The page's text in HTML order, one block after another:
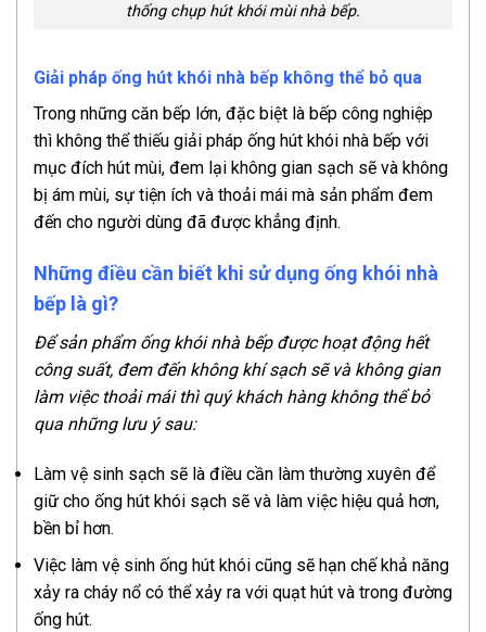
thống chụp hút khói mùi nhà bếp.
Giải pháp ống hút khói nhà bếp không thể bỏ qua
Trong những căn bếp lớn, đặc biệt là bếp công nghiệp
thì không thể thiếu giải pháp ống hút khói nhà bếp với
mục đích hút mùi, đem lại không gian sạch sẽ và không
bị ám mùi, sự tiện ích và thoải mái mà sản phẩm đem
đến cho người dùng đã được khẳng định.
Những điều cần biết khi sử dụng ống khói nhà
bếp là gì?
Để sản phẩm ống khói nhà bếp được hoạt động hết
công suất, đem đến không khí sạch sẽ và không gian
làm việc thoải mái thì quý khách hàng không thể bỏ
qua những lưu ý sau:
Làm vệ sinh sạch sẽ là điều cần làm thường xuyên để
giữ cho ống hút khói sạch sẽ và làm việc hiệu quả hơn,
bền bỉ hơn.
Việc làm vệ sinh ống hút khói cũng sẽ hạn chế khả năng
xảy ra cháy nổ có thể xảy ra với quạt hút và trong đường
ống hút.